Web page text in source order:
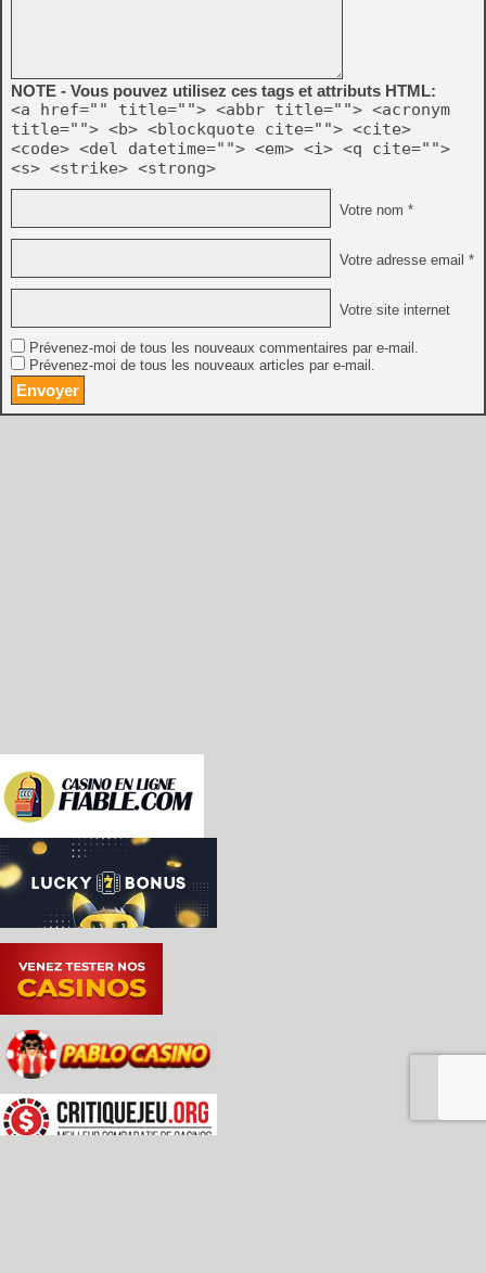
NOTE - Vous pouvez utilisez ces tags et attributs HTML:
<a href="" title=""> <abbr title=""> <acronym
title=""> <b> <blockquote cite=""> <cite>
<code> <del datetime=""> <em> <i> <q cite="">
<s> <strike> <strong>
Votre nom *
Votre adresse email *
Votre site internet
Prévenez-moi de tous les nouveaux commentaires par e-mail.
Prévenez-moi de tous les nouveaux articles par e-mail.